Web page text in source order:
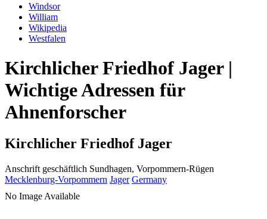
Windsor
William
Wikipedia
Westfalen
Kirchlicher Friedhof Jager |
Wichtige Adressen für
Ahnenforscher
Kirchlicher Friedhof Jager
Anschrift geschäftlich Sundhagen, Vorpommern-Rügen
Mecklenburg-Vorpommern Jager Germany
No Image Available